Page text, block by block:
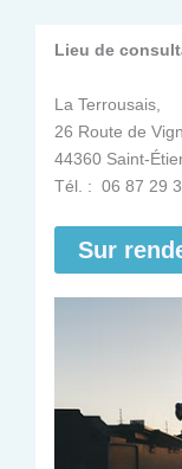
Lieu de
La Terrousais,
26 Route de
44360 Saint-
Tél. : 06 87 29
Sur